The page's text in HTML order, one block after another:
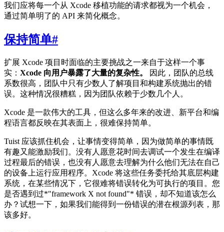
我们应将每一个从 Xcode 移植功能的请求都视为一个机会，
通过简单明了的 API 来简化概念。
保持简单#
扩展 Xcode 项目时面临的主要挑战之一来自于这样一个事
实： Xcode 向用户暴露了大量的复杂性。
因此，团队的总线
系数很高，团队中只有少数人了解项目和构建系统抛出的错
误。这种情况很糟糕，因为团队依赖于少数几个人。
Xcode 是一款伟大的工具，但这么多年来的改进、新平台和编
程语言都反映在其表面上，很难保持简单。
Tuist 应该抓住机会，让事情变得简单，因为做简单的事情既
有趣又能激励我们。没有人愿意花时间去调试一个发生在编译
过程最后的错误，也没有人愿意去理解为什么他们无法在自己
的设备上运行应用程序。Xcode 将这些任务委托给其底层构建
系统，在某些情况下，它很难将错误转化为可执行的项目。您
是否遇到过*"framework X not found"* 错误，却不知道该怎么
办？试想一下，如果我们能得到一份错误的潜在根源列表，那
该多好。